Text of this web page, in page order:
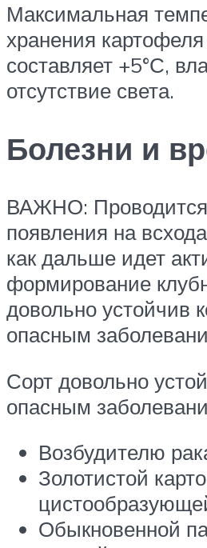
Максимальная
хранения картофеля
составляет +5°С,
отсутствие света.
Болезни и
ВАЖНО: Проводится
появления на
как дальше идет
формирование
довольно устойчив
опасным
Сорт довольно
опасным
Возбудителю
Золотистой
Обыкновенной